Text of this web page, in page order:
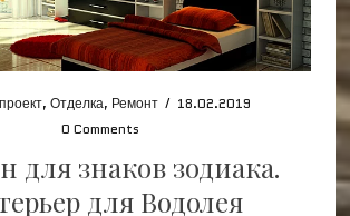
,Отделка, Ремонт / 18.02.2019
0 Comments
для знаков зодиака.
для Водолея